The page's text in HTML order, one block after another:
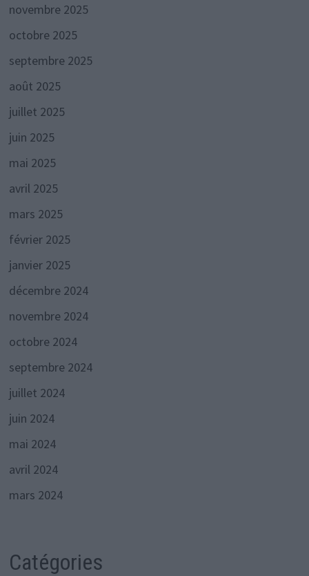
novembre 2025
octobre 2025
septembre 2025
août 2025
juillet 2025
juin 2025
mai 2025
avril 2025
mars 2025
février 2025
janvier 2025
décembre 2024
novembre 2024
octobre 2024
septembre 2024
juillet 2024
juin 2024
mai 2024
avril 2024
mars 2024
Catégories